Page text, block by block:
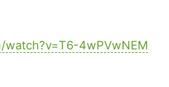
4wPVwNEM